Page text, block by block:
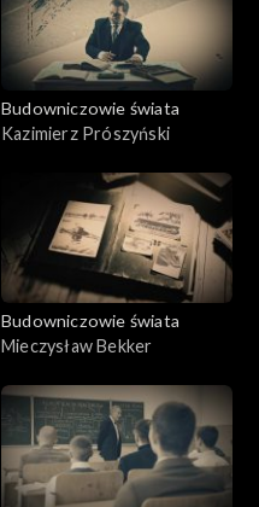
Budowniczowie świata
Kazimierz Prószyński
Budowniczowie świata
Mieczysław Bekker